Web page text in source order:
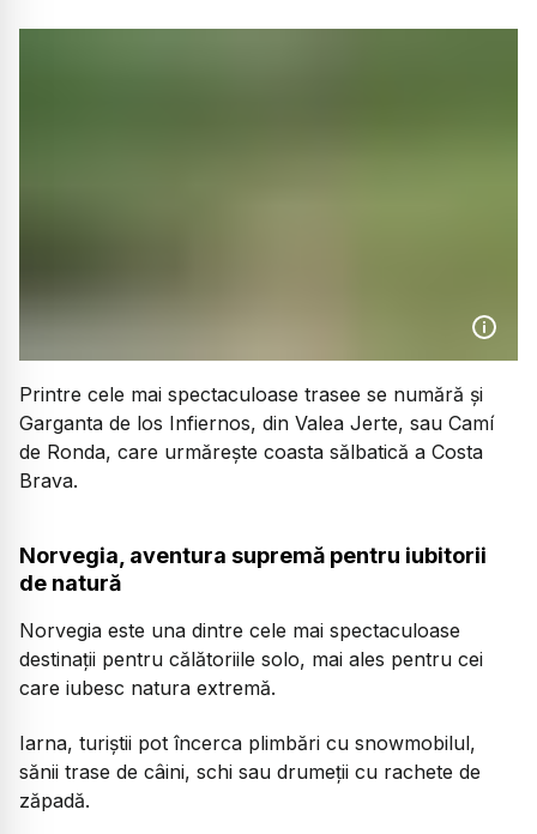
Printre cele mai spectaculoase trasee se numără și
Garganta de los Infiernos, din Valea Jerte, sau Camí
de Ronda, care urmărește coasta sălbatică a Costa
Brava.
Norvegia, aventura supremă pentru iubitorii
de natură
Norvegia este una dintre cele mai spectaculoase
destinații pentru călătoriile solo, mai ales pentru cei
care iubesc natura extremă.
Iarna, turiștii pot încerca plimbări cu snowmobilul,
sănii trase de câini, schi sau drumeții cu rachete de
zăpadă.